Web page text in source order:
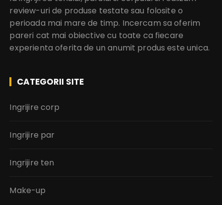
review-uri de produse testate sau folosite o
perioada mai mare de timp. Incercam sa oferim
pareri cat mai obiective cu toate ca fiecare
experienta oferita de un anumit produs este unica.
CATEGORII SITE
Ingrijire corp
Ingrijire par
Ingrijire ten
Make-up